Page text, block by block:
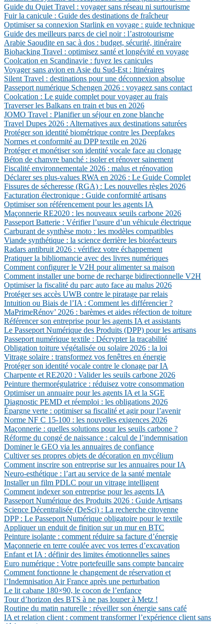
Guide du Quiet Travel : voyager sans réseau ni surtourisme
Fuir la canicule : Guide des destinations de fraîcheur
Optimiser sa connexion Starlink en voyage : guide technique
Guide des meilleurs parcs de ciel noir : l’astrotourisme
Arabie Saoudite en sac à dos : budget, sécurité, itinéraire
Biohacking Travel : optimisez santé et longévité en voyage
Coolcation en Scandinavie : fuyez les canicules
Voyager sans avion en Asie du Sud-Est : Itinéraires
Silent Travel : destinations pour une déconnexion absolue
Passeport numérique Schengen 2026 : voyagez sans contact
Coolcation : Le guide complet pour voyager au frais
Traverser les Balkans en train et bus en 2026
JOMO Travel : Planifier un séjour en zone blanche
Travel Dupes 2026 : Alternatives aux destinations saturées
Protéger son identité biométrique contre les Deepfakes
Normes et conformité au DPP textile en 2026
Protéger et monétiser son identité vocale face au clonage
Béton de chanvre banché : isoler et rénover sainement
Fiscalité environnementale 2026 : malus et rénovation
Déclarer ses plus-values RWA en 2026 : Le Guide Complet
Fissures de sécheresse (RGA) : Les nouvelles règles 2026
Facturation électronique : Guide conformité artisans
Optimiser son référencement pour les agents IA
Maçonnerie RE2020 : les nouveaux seuils carbone 2026
Passeport Batterie : Vérifier l’usure d’un véhicule électrique
Carburant de synthèse moto : les modèles compatibles
Viande synthétique : la science derrière les bioréacteurs
Radars antibruit 2026 : vérifiez votre échappement
Pratiquer la bibliomancie avec des livres numériques
Comment configurer le V2H pour alimenter sa maison
Comment installer une borne de recharge bidirectionnelle V2H
Optimiser la fiscalité du parc auto face au malus 2026
Protéger ses accès UWB contre le piratage par relais
Intuition ou Biais de l’IA : Comment les différencier ?
MaPrimeRénov’ 2026 : barèmes et aides réfection de toiture
Référencer son entreprise pour les agents IA et assistants
Le Passeport Numérique des Produits (DPP) pour les artisans
Passeport numérique textile : Décrypter la traçabilité
Obligation toiture végétalisée ou solaire 2026 : la loi
Vitrage solaire : transformez vos fenêtres en énergie
Protéger son identité vocale contre le clonage par IA
Charpente et RE2020 : Valider les seuils carbone 2026
Peinture thermorégulatrice : réduisez votre consommation
Optimiser un annuaire pour les agents IA et la SGE
Diagnostic PEMD et réemploi : les obligations 2026
Épargne verte : optimiser sa fiscalité et agir pour l’avenir
Norme NF C 15-100 : les nouvelles exigences 2026
Maçonnerie : quelles solutions pour les seuils carbone ?
Réforme du congé de naissance : calcul de l’indemnisation
Dominer le GEO via les annuaires de confiance
Cultiver ses propres objets de décoration en mycélium
Comment inscrire son entreprise sur les annuaires pour IA
Neuro-esthétique : l’art au service de la santé mentale
Installer un film PDLC pour un vitrage intelligent
Comment indexer son entreprise pour les agents IA
Passeport Numérique des Produits 2026 : Guide Artisans
Science Décentralisée (DeSci) : La recherche citoyenne
DPP : Le Passeport Numérique obligatoire pour le textile
Appliquer un enduit de finition sur un mur en BTC
Peinture isolante : comment réduire sa facture d’énergie
Maçonnerie en terre coulée avec vos terres d’excavation
Enfant et IA : définir des limites émotionnelles saines
Euro numérique : Votre portefeuille sans compte bancaire
Comment fonctionne le changement de réservation et
l’Indemnisation Air France après une perturbation
Le lit cabane 180×90, le cocon de l’enfance
Tour d’horizon des BTS à ne pas louper à Metz !
Routine du matin naturelle : réveiller son énergie sans café
IA et relation client : comment transformer l’expérience client sans